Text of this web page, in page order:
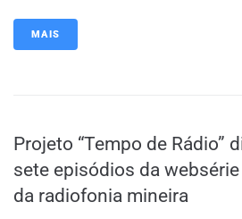
MAIS
Projeto “Tempo de Rádio”
sete episódios da
da radiofonia mineira